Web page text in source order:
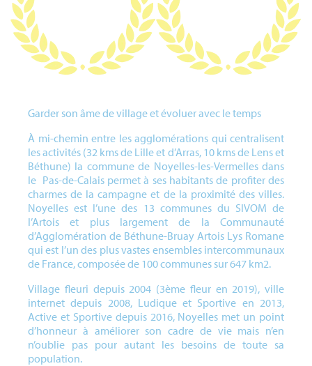
Garder son âme de village et évoluer avec le temps
À mi-chemin entre les agglomérations qui centralisent
les activités (32 kms de Lille et d’Arras, 10 kms de Lens et
Béthune) la commune de Noyelles-les-Vermelles dans
le Pas-de-Calais permet à ses habitants de profiter des
charmes de la campagne et de la proximité des villes.
Noyelles est l’une des 13 communes du SIVOM de
l’Artois et plus largement de la Communauté
d’Agglomération de Béthune-Bruay Artois Lys Romane
qui est l’un des plus vastes ensembles intercommunaux
de France, composée de 100 communes sur 647 km2.
Village fleuri depuis 2004 (3ème fleur en 2019), ville
internet depuis 2008, Ludique et Sportive en 2013,
Active et Sportive depuis 2016, Noyelles met un point
d’honneur à améliorer son cadre de vie mais n’en
n’oublie pas pour autant les besoins de toute sa
population.